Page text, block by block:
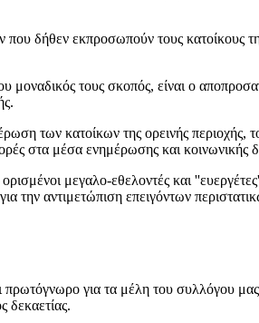
δήθεν εκπροσωπούν τους κατοίκους
τους σκοπός, είναι ο
κατοίκων της ορεινής περιοχής,
στα μέσα ενημέρωσης και
μεγαλο-εθελοντές και
αντιμετώπιση επειγόντων
για τα μέλη του συλλόγου μας.
δεκαετίας.